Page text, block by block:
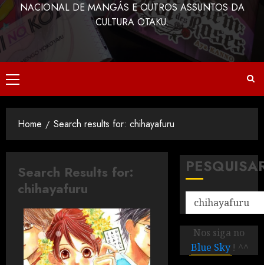
NACIONAL DE MANGÁS E OUTROS ASSUNTOS DA
CULTURA OTAKU.
Home Search results for: chihayafuru
Search Results for:
chihayafuru
Nos siga no
Blue Sky ! ^^